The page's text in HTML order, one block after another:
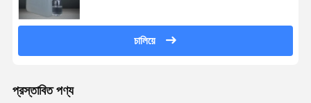
চালিয়ে
প্রস্তাবিত পণ্য